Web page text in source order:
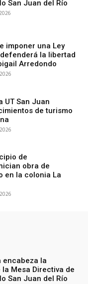
San Juan del Río
imponer una Ley
la libertad
Arredondo
UT San Juan
de turismo
de
obra de
en la colonia La
encabeza la
Mesa Directiva de
San Juan del Río